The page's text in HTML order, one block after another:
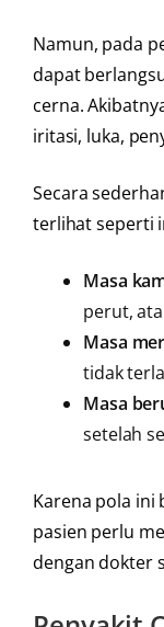
Namun, pada
dapat
cerna.
iritasi, luka,
Secara
terlihat seperti
Masa
perut,
Masa
tidak
Masa
setelah
Karena pola ini
pasien perlu
dengan dokter